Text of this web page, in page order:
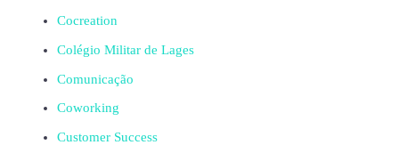
Cocreation
Colégio Militar de Lages
Comunicação
Coworking
Customer Success